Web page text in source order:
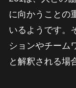
に向かうことの
いるようです。
ションやチーム
と解釈される場